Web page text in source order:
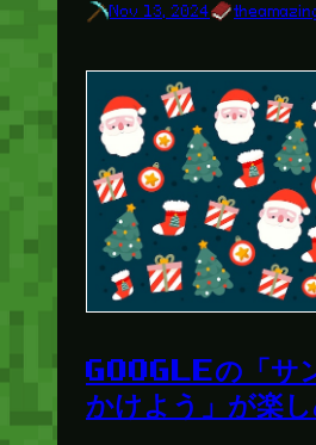
Nov 13, 2024
GOOGLEの「サ
かけよう」が楽し